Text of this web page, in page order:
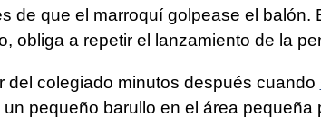
de que el marroquí golpease el balón.
obliga a repetir el lanzamiento de la
del colegiado minutos después cuando
pequeño barullo en el área pequeña